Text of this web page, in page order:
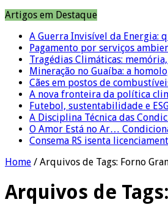
Artigos em Destaque
A Guerra Invisível da Energia:
Pagamento por serviços
Tragédias Climáticas:
Mineração no Guaíba: a
Cães em postos de
A nova fronteira da política
Futebol, sustentabilidade e
A Disciplina Técnica das
O Amor Está no Ar…
Consema RS isenta
Home / Arquivos de Tags: Forno
Arquivos de Tags: